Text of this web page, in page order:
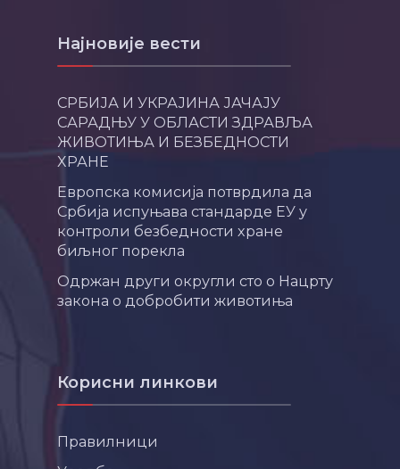
Најновије вести
СРБИЈА И УКРАЈИНА ЈАЧАЈУ
САРАДЊУ У ОБЛАСТИ ЗДРАВЉА
ЖИВОТИЊА И БЕЗБЕДНОСТИ
ХРАНЕ
Европска комисија потврдила да
Србија испуњава стандарде ЕУ у
контроли безбедности хране
биљног порекла
Одржан други округли сто о Нацрту
закона о добробити животиња
Корисни линкови
Правилници